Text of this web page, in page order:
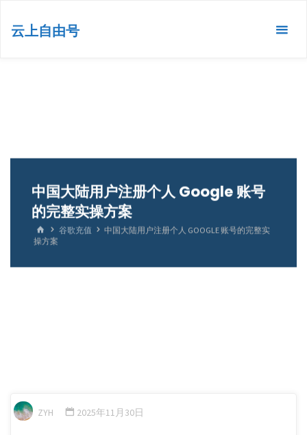
云上自由号
中国大陆用户注册个人 Google 账号
的完整实操方案
首
页
谷歌充值
中国大陆用户注册个人 GOOGLE 账号的完整实
操方案
ZYH 2025年11月30日